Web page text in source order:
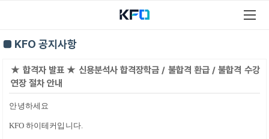
■ KFO 공지사항
★ 합격자 발표 ★ 신용분석사 합격장학금 / 불합격 환급 / 불합격 수강
연장 절차 안내
안녕하세요
KFO 하이테커 입니다.